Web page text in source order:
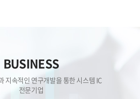
BUSINESS
지속적인 연구개발을 통한 시스템 IC
전문기업